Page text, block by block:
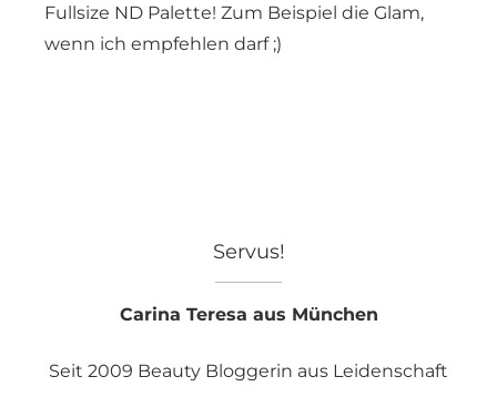
Fullsize ND Palette! Zum Beispiel die Glam,
wenn ich empfehlen darf ;)
Servus!
Carina Teresa aus München
Seit 2009 Beauty Bloggerin aus Leidenschaft